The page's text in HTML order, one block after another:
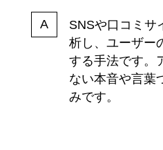
SNSや口コミサ
析し、ユーザー
する手法です。
ない本音や言葉
みです。